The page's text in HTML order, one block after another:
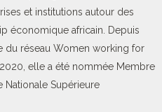
et institutions autour des
économique africain. Depuis
du réseau Women working for
elle a été nommée Membre
Nationale Supérieure